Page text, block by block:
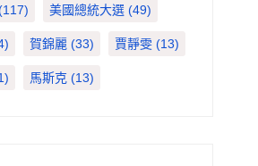
美國總統大選 (49)
賀錦麗 (33) 賈靜雯 (13)
馬斯克 (13)